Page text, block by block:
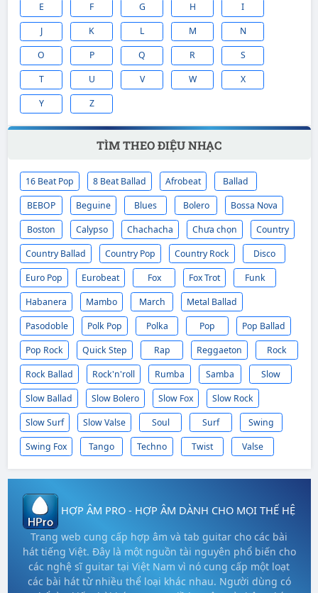
4
NHỮNG NGÀY
MỘNG MƠ
Quang Vinh
PHÚT CUỐI Chế Linh
Thanh
Tuyền
E
F G H
I
J
K L M
N
O
P Q R
S
T
U V W
X
Y
Z
TÌM THEO ĐIỆU NHẠC
16 Beat Pop 8 Beat Ballad Afrobeat
Ballad
BEBOP
Beguine Blues Bolero
Bossa Nova
Boston
Calypso Chachacha Chưa chọn
Country
Country Ballad
Country Pop Country Rock
Disco
Euro Pop
Eurobeat Fox Fox Trot
Funk
Habanera
Mambo March
Metal Ballad
Pasodoble
Polk Pop Polka Pop
Pop Ballad
Pop Rock
Quick Step Rap Reggaeton
Rock
Rock Ballad
Rock'n'roll Rumba Samba
Slow
Slow Ballad
Slow Bolero Slow Fox
Slow Rock
Slow Surf
Slow Valse Soul Surf
Swing
Swing Fox
Tango Techno Twist Valse
HỢP ÂM PRO - HỢP ÂM DÀNH CHO MỌI THẾ HỆ
Trang web cung cấp hợp âm và tab guitar cho các bài
hát tiếng Việt. Đây là một nguồn tài nguyên phổ biến cho
các nghệ sĩ guitar tại Việt Nam vì nó cung cấp một loạt
các bài hát từ nhiều thể loại khác nhau. Người dùng có